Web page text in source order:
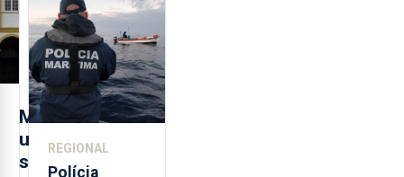
M
u
s
evolução
turística
REGIONAL
Polícia